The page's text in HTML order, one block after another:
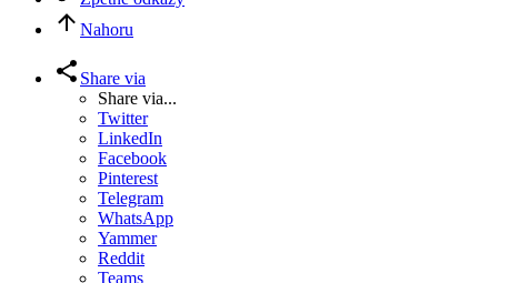
Nahoru
Share via
Share via...
Twitter
LinkedIn
Facebook
Pinterest
Telegram
WhatsApp
Yammer
Reddit
Teams